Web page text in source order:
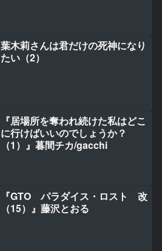
葉木莉さんは君だけの死神になり
たい（2）
『居場所を奪われ続けた私はどこ
に行けばいいのでしょうか？
（1）』暮間チカ/gacchi
『GTO パラダイス・ロスト 改
（15）』藤沢とおる